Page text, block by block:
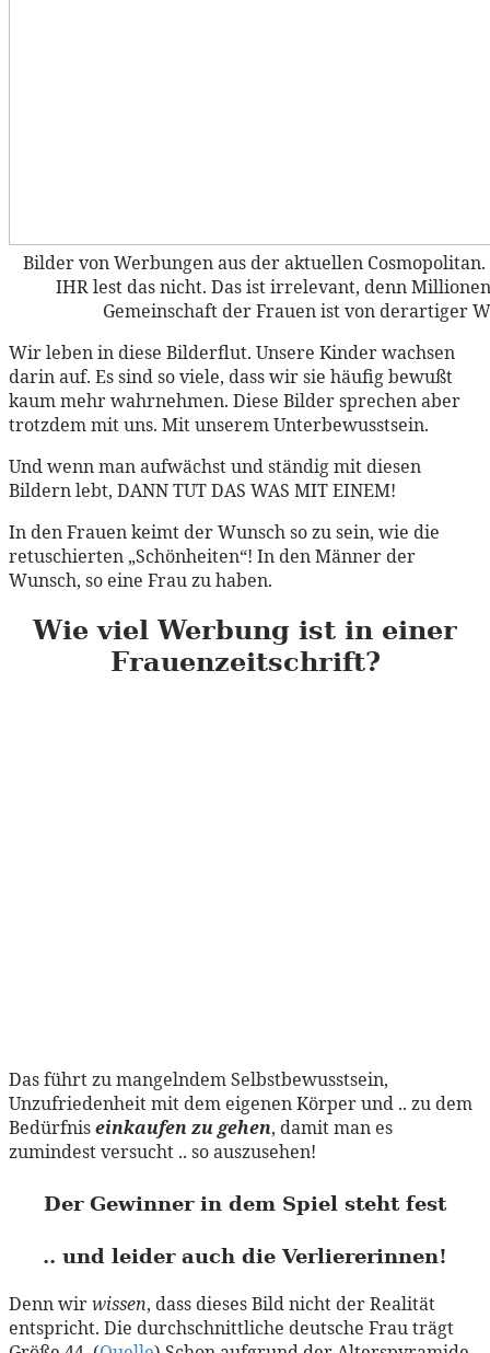
Bilder von Werbungen aus der aktuellen
IHR lest das nicht. Das ist irrelevant, denn
Gemeinschaft der Frauen ist von derartiger
Wir leben in diese Bilderflut. Unsere Kinder wachsen
darin auf. Es sind so viele, dass wir sie häufig bewußt
kaum mehr wahrnehmen. Diese Bilder sprechen aber
trotzdem mit uns. Mit unserem Unterbewusstsein.
Und wenn man aufwächst und ständig mit diesen
Bildern lebt, DANN TUT DAS WAS MIT EINEM!
In den Frauen keimt der Wunsch so zu sein, wie die
retuschierten „Schönheiten“! In den Männer der
Wunsch, so eine Frau zu haben.
Wie viel Werbung ist in einer
Frauenzeitschrift?
Das führt zu mangelndem Selbstbewusstsein,
Unzufriedenheit mit dem eigenen Körper und .. zu dem
Bedürfniseinkaufen zu gehen, damit man es
zumindest versucht .. so auszusehen!
Der Gewinner in dem Spiel steht fest
.. und leider auch die Verliererinnen!
Denn wirwissen, dass dieses Bild nicht der Realität
entspricht. Die durchschnittliche deutsche Frau trägt